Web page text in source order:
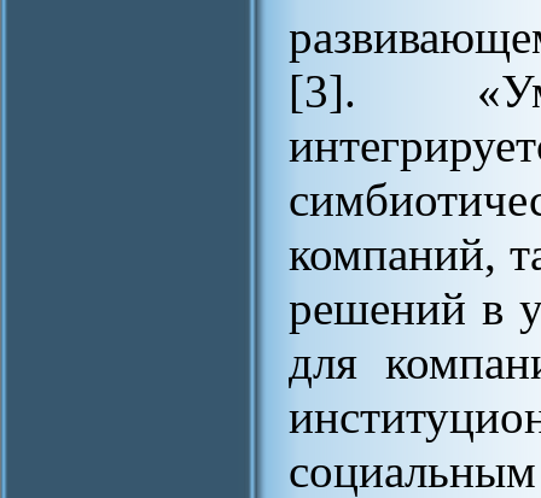
[3].
компаний,
решений в
для